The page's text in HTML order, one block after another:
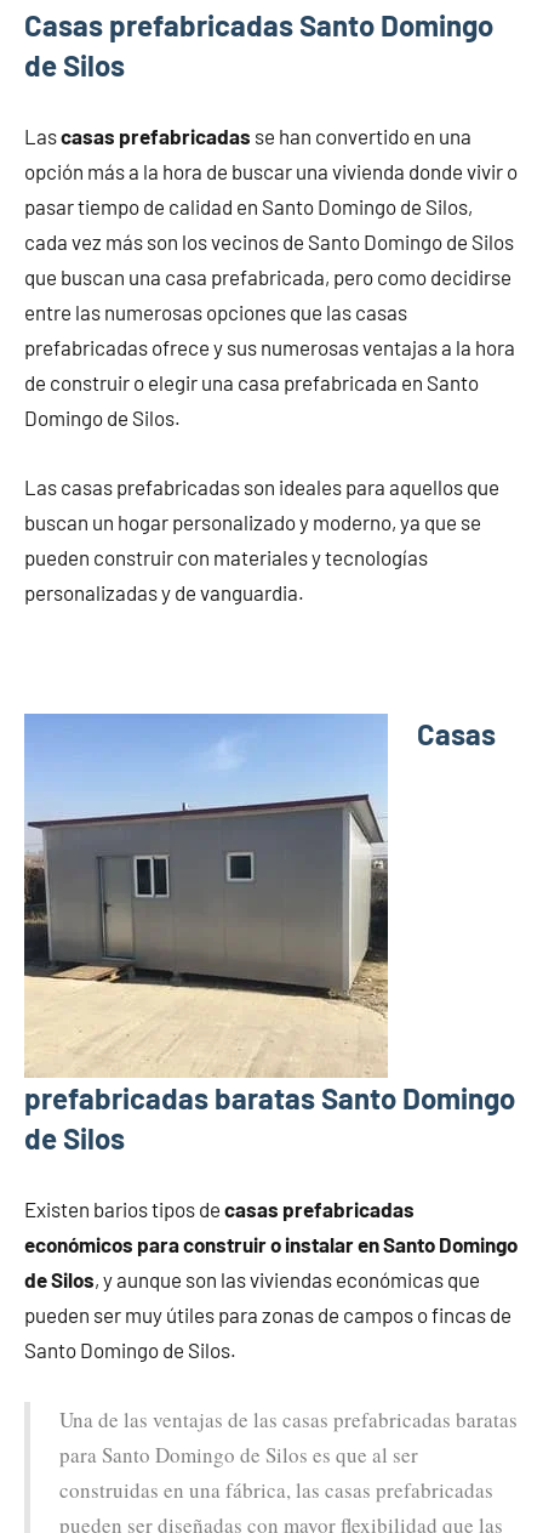
Casas prefabricadas Santo Domingo
de Silos
Lascasas prefabricadas se han convertido en una
opción más a la hora de buscar una vivienda donde vivir o
pasar tiempo de calidad en Santo Domingo de Silos,
cada vez más son los vecinos de Santo Domingo de Silos
que buscan una casa prefabricada, pero como decidirse
entre las numerosas opciones que las casas
prefabricadas ofrece y sus numerosas ventajas a la hora
de construir o elegir una casa prefabricada en Santo
Domingo de Silos.
Las casas prefabricadas son ideales para aquellos que
buscan un hogar personalizado y moderno, ya que se
pueden construir con materiales y tecnologías
personalizadas y de vanguardia.
Casas
prefabricadas baratas Santo Domingo
de Silos
Existen barios tipos de casas prefabricadas
económicos para construir o instalar en Santo Domingo
de Silos, y aunque son las viviendas económicas que
pueden ser muy útiles para zonas de campos o fincas de
Santo Domingo de Silos.
Una de las ventajas de las casas prefabricadas baratas
para Santo Domingo de Silos es que al ser
construidas en una fábrica, las casas prefabricadas
pueden ser diseñadas con mayor flexibilidad que las